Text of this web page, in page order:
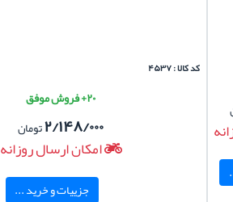
کد کالا : ۴۵۳۷
۲۰+ فروش موفق
۲/۱۴۸/۰۰۰تومان
امکان ارسال روزانه
جزییات و خرید ...